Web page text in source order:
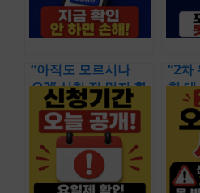
심
“아직도 모르시나
요?” 신청 전 먼저 확
인할 기준 & 대상자
들 지금 몰려가는 이
유 ㄷㄷ (2차 유가지
원금 신청 방법 알려
주세요 총정리)
“2차
청
확
받
저
지
준